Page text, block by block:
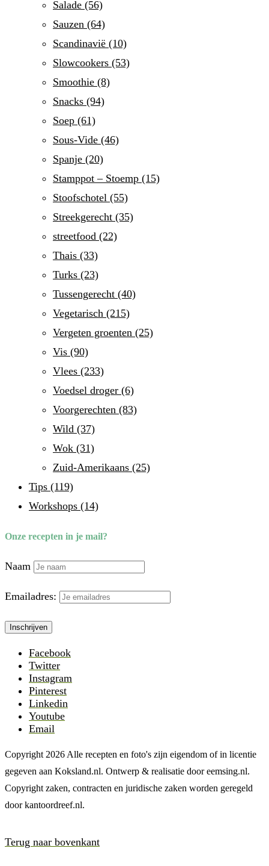
Salade (56)
Sauzen (64)
Scandinavië (10)
Slowcookers (53)
Smoothie (8)
Snacks (94)
Soep (61)
Sous-Vide (46)
Spanje (20)
Stamppot – Stoemp (15)
Stoofschotel (55)
Streekgerecht (35)
streetfood (22)
Thais (33)
Turks (23)
Tussengerecht (40)
Vegetarisch (215)
Vergeten groenten (25)
Vis (90)
Vlees (233)
Voedsel droger (6)
Voorgerechten (83)
Wild (37)
Wok (31)
Zuid-Amerikaans (25)
Tips (119)
Workshops (14)
Onze recepten in je mail?
Naam
Emailadres:
Facebook
Twitter
Instagram
Pinterest
Linkedin
Youtube
Email
Copyright 2026 Alle recepten en foto's zijn eigendom of in licentie
gegeven aan Koksland.nl. Ontwerp & realisatie door eemsing.nl.
Copyright zaken, contracten en juridische zaken worden geregeld
door kantoordreef.nl.
Terug naar bovenkant